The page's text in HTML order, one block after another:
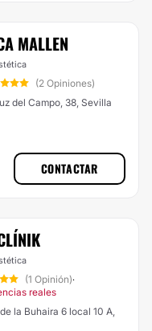
MALLEN
(2 Opiniones)
del Campo, 38, Sevilla
CONTACTAR
(1 Opinión)·
reales
la Buhaira 6 local 10 A,